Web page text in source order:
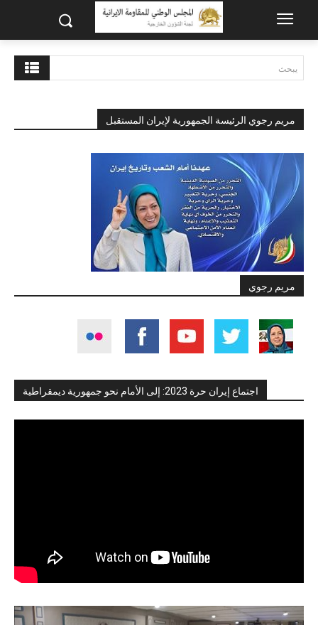
يبحث
مريم رجوي الرئيسة الجمهورية لإيران المستقبل
مريم رجوي
اجتماع إيران حرة 2023: إلى الأمام نحو جمهورية ديمقراطية